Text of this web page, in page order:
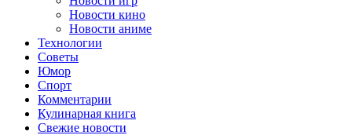
Новости кино
Новости аниме
Технологии
Советы
Юмор
Спорт
Комментарии
Кулинарная книга
Свежие новости